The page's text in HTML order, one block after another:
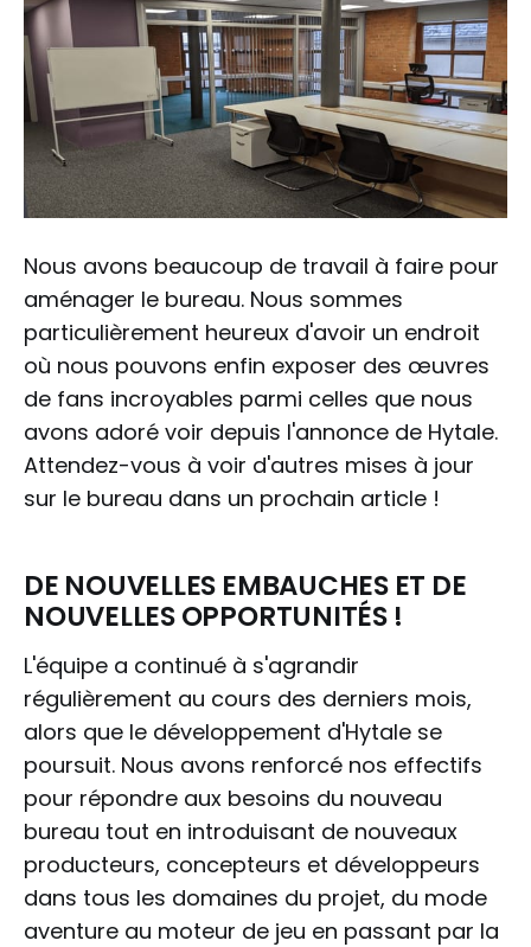
Nous avons beaucoup de travail à faire pour
aménager le bureau. Nous sommes
particulièrement heureux d'avoir un endroit
où nous pouvons enfin exposer des œuvres
de fans incroyables parmi celles que nous
avons adoré voir depuis l'annonce de Hytale.
Attendez-vous à voir d'autres mises à jour
sur le bureau dans un prochain article !
DE NOUVELLES EMBAUCHES ET DE
NOUVELLES OPPORTUNITÉS !
L'équipe a continué à s'agrandir
régulièrement au cours des derniers mois,
alors que le développement d'Hytale se
poursuit. Nous avons renforcé nos effectifs
pour répondre aux besoins du nouveau
bureau tout en introduisant de nouveaux
producteurs, concepteurs et développeurs
dans tous les domaines du projet, du mode
aventure au moteur de jeu en passant par la